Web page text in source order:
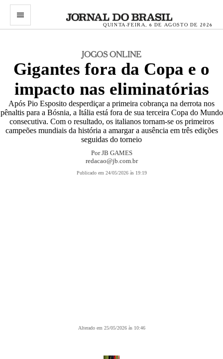
menu
QUINTA-FEIRA, 6 DE AGOSTO DE 2026
JOGOS ONLINE
Gigantes fora da Copa e o
impacto nas eliminatórias
Após Pio Esposito desperdiçar a primeira cobrança na derrota nos
pênaltis para a Bósnia, a Itália está fora de sua terceira Copa do Mundo
consecutiva. Com o resultado, os italianos tornam-se os primeiros
campeões mundiais da história a amargar a ausência em três edições
seguidas do torneio
PorJB GAMES
redacao@jb.com.br
Publicado em 24/05/2026 às 19:19
Alterado em 25/05/2026 às 10:46